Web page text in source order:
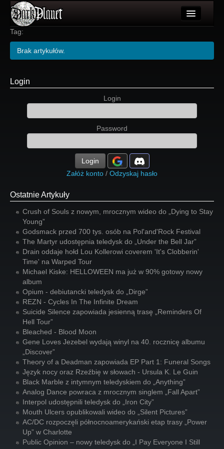
Użytkownicy
Galeria
Login
Tag:
Brak artykułów.
Login
Login
Password
Login
Załóż konto / Odzyskaj hasło
Ostatnie Artykuły
Crush of Souls z nowym, mrocznym wideo do „Dying to Stay
Young”
Godsmack przed 700 tys. osób na Pol'and'Rock Festival
The Martyr udostępnia teledysk do „Under the Bell Jar”
Drain oddaje hołd Lou Kollerowi coverem 'It's Clobberin'
Time' na Warped Tour
Michael Kiske: HELLOWEEN ma już w 90% gotowy nowy
album
Opium - debiutancki teledysk do „Dirge”
REZN - Cycles In The Infinite Dream
Suicide Silence zapowiada jesienną trasę „Reminders Of
Hell Tour”
Bleached - Blood Moon
Gene Loves Jezebel wydają winyl na 40. rocznicę albumu
„Discover”
Theory of a Deadman zapowiada EP Part 1: Funeral Songs
Język nocy oraz Rzeźbię w słowach - Ursula K. Le Guin
Black Marble z intymnym teledyskiem do „Anything”
Analog Dance powraca z mrocznym singlem „Fall Apart”
Interpol udostępnili teledysk do „Iron City”
Mouth Ulcers opublikowali wideo do „Silent Pictures”
AC/DC rozpoczęli północnoamerykański etap trasy „Power
Up” w Charlotte
Public Opinion – nowy teledysk do „I Pay Everyone I Still